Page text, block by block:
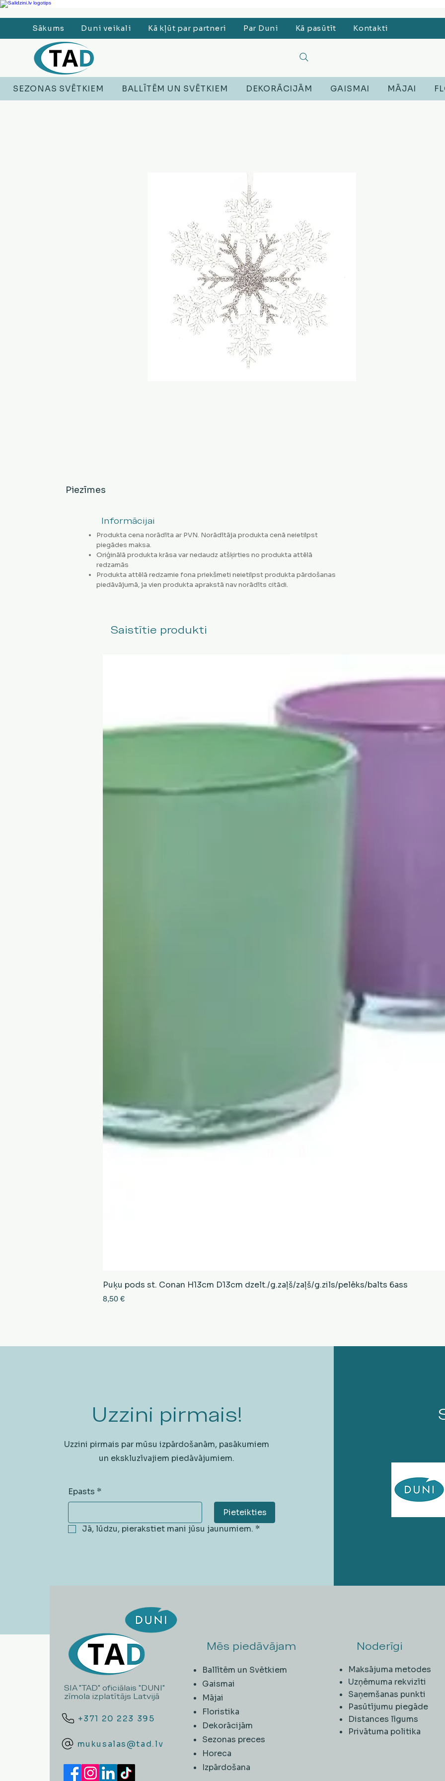
Ledusskapji, Sadzīves tehnika, Smaržas, Operatīvā atmiņa, Putekļu sūcēji, Lego, Austiņas
Sākums Duni veikali Kā kļūt par partneri Par Duni Kā pasūtīt Kontakti
SEZONAS SVĒTKIEM BALLĪTĒM UN SVĒTKIEM DEKORĀCIJĀM GAISMAI MĀJAI
Piezīmes
Informācijai
Produkta cena norādīta ar PVN. Norādītāja produkta cenā neietilpst
piegādes maksa.
Oriģinālā produkta krāsa var nedaudz atšķirties no produkta attēlā
redzamās
Produkta attēlā redzamie fona priekšmeti neietilpst produkta pārdošanas
piedāvājumā, ja vien produkta aprakstā nav norādīts citādi.
Saistītie produkti
Ātrais skats
Puķu pods st. Conan H13cm D13cm dzelt./g.zaļš/zaļš/g.zils/pelēks/balts 6ass
Cena
8,50 €
Uzzini pirmais!
Uzzini pirmais par mūsu izpārdošanām, pasākumiem
un ekskluzīvajiem piedāvājumiem.
Epasts *
Pieteikties
Jā, lūdzu, pierakstiet mani jūsu jaunumiem. *
SIA "TAD" oficiālais "DUNI"
zīmola izplatītājs Latvijā
+371 20 223 395
mukusalas@tad.lv
Mēs piedāvājam
Ballītēm un Svētkiem
Gaismai
Mājai
Floristika
Dekorācijām
Sezonas preces
Horeca
​Izpārdošana
Noderīgi
Maksājuma metodes
Uzņēmuma rekvizīti
Saņemšanas punkti
Pasūtījumu piegāde
Distances līgums
Privātuma politika